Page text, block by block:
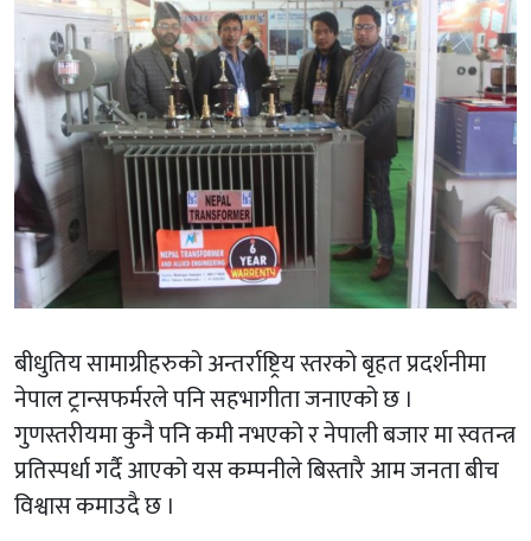
बीधुतिय सामाग्रीहरुको अन्तर्राष्ट्रिय स्तरको बृहत प्रदर्शनीमा
नेपाल ट्रान्सफर्मरले पनि सहभागीता जनाएको छ ।
गुणस्तरीयमा कुनै पनि कमी नभएको र नेपाली बजार मा स्वतन्त्र
प्रतिस्पर्धा गर्दै आएको यस कम्पनीले बिस्तारै आम जनता बीच
विश्वास कमाउदै छ ।